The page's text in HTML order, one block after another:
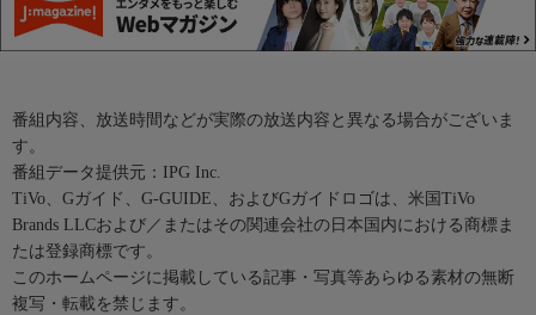
番組内容、放送時間などが実際の放送内容と異なる場合がございま
す。
番組データ提供元：IPG Inc.
TiVo、Gガイド、G-GUIDE、およびGガイドロゴは、米国TiVo
Brands LLCおよび／またはその関連会社の日本国内における商標ま
たは登録商標です。
このホームページに掲載している記事・写真等あらゆる素材の無断
複写・転載を禁じます。